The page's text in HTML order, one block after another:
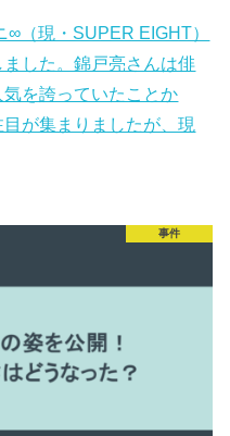
（現・SUPER EIGHT）
した。錦戸亮さんは俳
を誇っていたことか
が集まりましたが、現
事件